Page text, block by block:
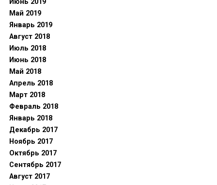
Июнь 2019
Май 2019
Январь 2019
Август 2018
Июль 2018
Июнь 2018
Май 2018
Апрель 2018
Март 2018
Февраль 2018
Январь 2018
Декабрь 2017
Ноябрь 2017
Октябрь 2017
Сентябрь 2017
Август 2017